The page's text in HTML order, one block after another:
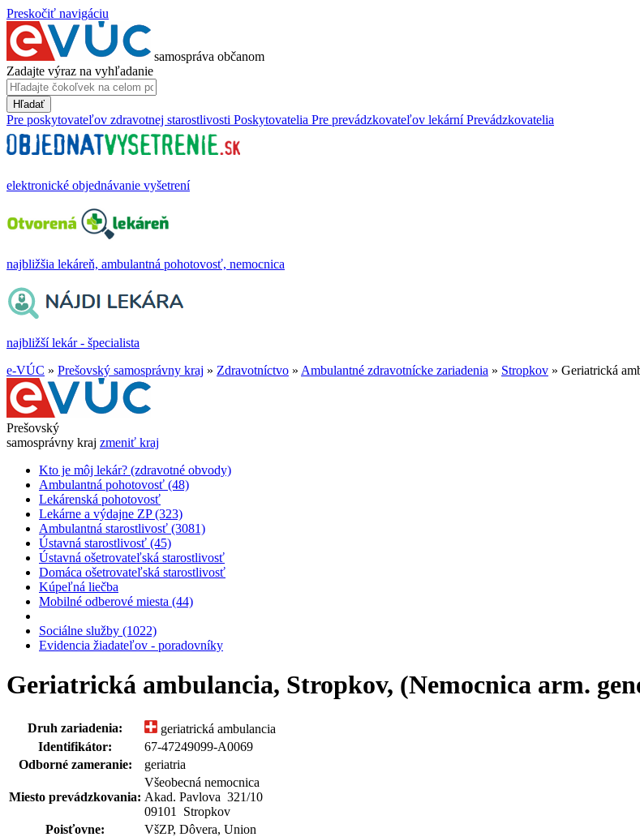
Preskočiť navigáciu
samospráva občanom
Zadajte výraz na vyhľadanie
Hľadať
Pre poskytovateľov zdravotnej starostlivosti Poskytovatelia Pre prevádzkovateľov lekární Prevádzkovatelia
elektronické objednávanie vyšetrení
najbližšia lekáreň, ambulantná pohotovosť, nemocnica
najbližší lekár - špecialista
e-VÚC » Prešovský samosprávny kraj » Zdravotníctvo » Ambulantné zdravotnícke zariadenia » Stropkov » Geriatrická
Prešovský
samosprávny kraj zmeniť kraj
Kto je môj lekár? (zdravotné obvody)
Ambulantná pohotovosť (48)
Lekárenská pohotovosť
Lekárne a výdajne ZP (323)
Ambulantná starostlivosť (3081)
Ústavná starostlivosť (45)
Ústavná ošetrovateľská starostlivosť
Domáca ošetrovateľská starostlivosť
Kúpeľná liečba
Mobilné odberové miesta (44)
Sociálne služby (1022)
Evidencia žiadateľov - poradovníky
Geriatrická ambulancia, Stropkov, (Nemocnica arm.
Druh zariadenia:
geriatrická ambulancia
Identifikátor:
67-47249099-A0069
Odborné zameranie:
geriatria
Miesto prevádzkovania:
Všeobecná nemocnica
Akad. Pavlova 321/10
09101 Stropkov
Poisťovne:
VšZP, Dôvera, Union